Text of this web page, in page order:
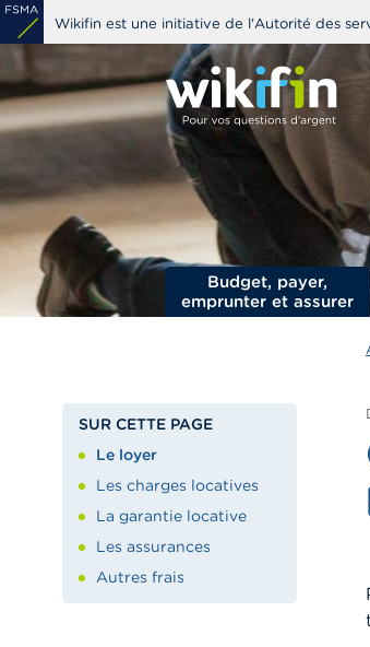
Aller
au
principal
Wikifin est une initiative de l'Autorité des
Budget, payer,
emprunter et assurer
SUR CETTE PAGE
Le loyer
Les charges locatives
La garantie locative
Les assurances
Autres frais